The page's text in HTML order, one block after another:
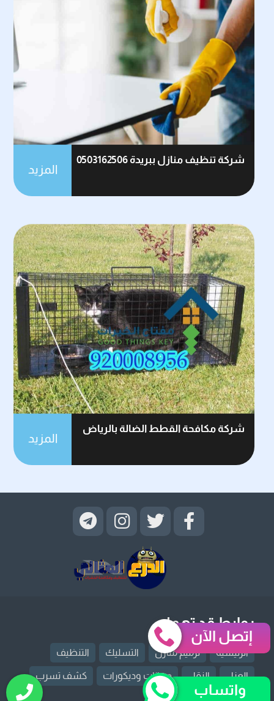
شركة تنظيف منازل ببريدة 0503162506
المزيد
شركة مكافحة القطط الضالة بالرياض
المزيد
روابط قد تهمك
الرئيسية ترميم منازل التسليك التنظيف
العزل النقل دهانات وديكورات كشف تسرب
إتصل الآن
واتساب